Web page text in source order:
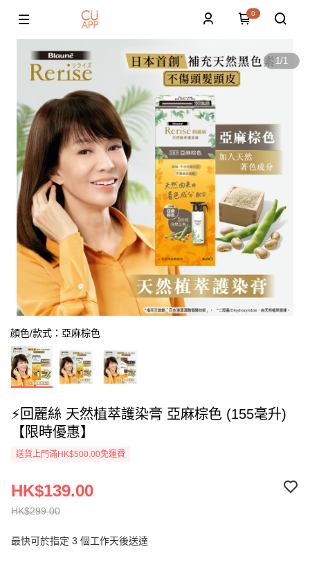
0
1/1
顔色/款式：亞麻棕色
⚡回麗絲 天然植萃護染膏 亞麻棕色 (155毫升)
【限時優惠】
送貨上門滿HK$500.00免運費
HK$299.00
HK$139.00
最快可於指定 3 個工作天後送達